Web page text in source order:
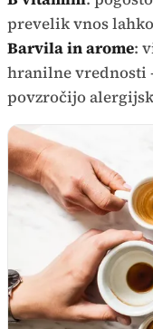
prevelik vnos
Barvila in arome:
hranilne vrednosti
povzročijo